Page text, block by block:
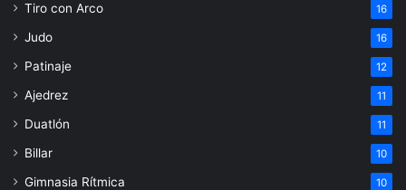
Tiro con Arco 16
Judo 16
Patinaje 12
Ajedrez 11
Duatlón 11
Billar 10
Gimnasia Rítmica 10